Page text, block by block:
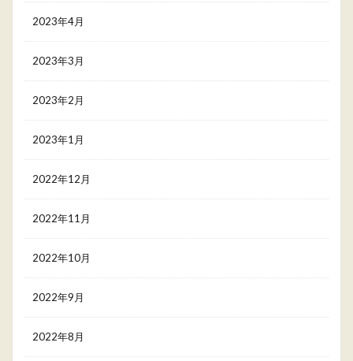
2023年4月
2023年3月
2023年2月
2023年1月
2022年12月
2022年11月
2022年10月
2022年9月
2022年8月